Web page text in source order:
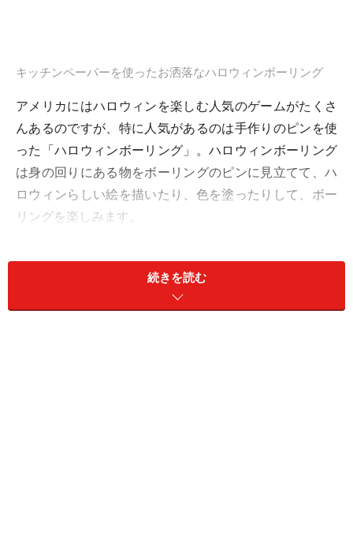
キッチンペーパーを使ったお洒落なハロウィンボーリング
アメリカにはハロウィンを楽しむ人気のゲームがたくさ
んあるのですが、特に人気があるのは手作りのピンを使
った「ハロウィンボーリング」。ハロウィンボーリング
は身の回りにある物をボーリングのピンに見立てて、ハ
ロウィンらしい絵を描いたり、色を塗ったりして、ボー
リングを楽しみます。
しかし簡単にハロウィンらしいピンを作るなら、デコレ
ーションに100均のウォールステッカーを使ってみるの
がオススメ！お洒落でインテリアグッズのようなピンが
続きを読む